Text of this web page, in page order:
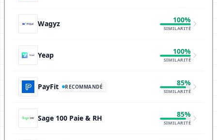
Wagyz 100%
SIMILARITÉ
Yeap 100%
SIMILARITÉ
PayFit RECOMMANDÉ 85%
SIMILARITÉ
Sage 100 Paie & RH 85%
SIMILARITÉ